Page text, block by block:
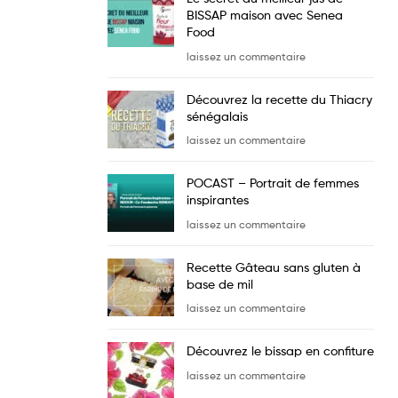
BISSAP maison avec Senea
Food
laissez un commentaire
Découvrez la recette du Thiacry
sénégalais
laissez un commentaire
POCAST – Portrait de femmes
inspirantes
laissez un commentaire
Recette Gâteau sans gluten à
base de mil
laissez un commentaire
Découvrez le bissap en confiture
laissez un commentaire